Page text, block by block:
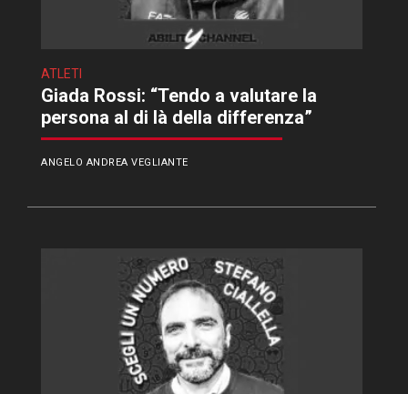
ATLETI
Giada Rossi: “Tendo a valutare la
persona al di là della differenza”
ANGELO ANDREA VEGLIANTE